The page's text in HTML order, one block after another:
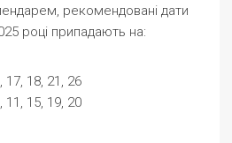
рекомендовані дати
році припадають на:
17, 18, 21, 26
11, 15, 19, 20